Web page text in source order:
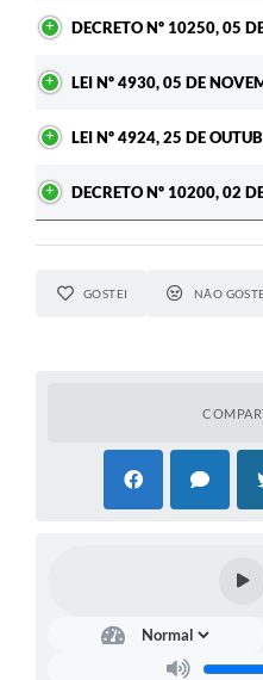
DECRETO Nº 10250, 05
LEI Nº 4930, 05 DE
LEI Nº 4924, 25 DE
DECRETO Nº 10200, 02
GOSTEI NÃO